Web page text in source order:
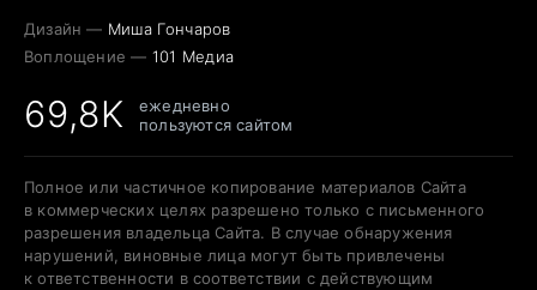
Дизайн — Миша Гончаров
Воплощение — 101 Медиа
69,8K
ежедневно
пользуются сайтом
Полное или частичное копирование материалов Сайта
в коммерческих целях разрешено только с письменного
разрешения владельца Сайта. В случае обнаружения
нарушений, виновные лица могут быть привлечены
к ответственности в соответствии с действующим